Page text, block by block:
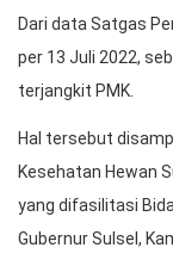
Dari data Satgas
per 13 Juli 2022,
terjangkit PMK.
Hal tersebut
Kesehatan Hewan
yang difasilitasi
Gubernur Sulsel,